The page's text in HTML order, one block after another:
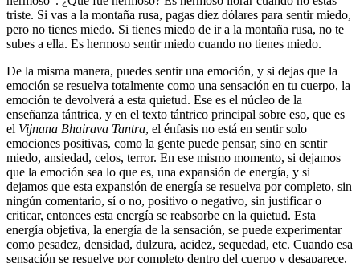
triste. Si vas a la montaña rusa, pagas diez dólares para sentir miedo,
pero no tienes miedo. Si tienes miedo de ir a la montaña rusa, no te
subes a ella. Es hermoso sentir miedo cuando no tienes miedo.
De la misma manera, puedes sentir una emoción, y si dejas que la
emoción se resuelva totalmente como una sensación en tu cuerpo, la
emoción te devolverá a esta quietud. Ese es el núcleo de la
enseñanza tántrica, y en el texto tántrico principal sobre eso, que es
el Vijnana Bhairava Tantra, el énfasis no está en sentir solo
emociones positivas, como la gente puede pensar, sino en sentir
miedo, ansiedad, celos, terror. En ese mismo momento, si dejamos
que la emoción sea lo que es, una expansión de energía, y si
dejamos que esta expansión de energía se resuelva por completo, sin
ningún comentario, sí o no, positivo o negativo, sin justificar o
criticar, entonces esta energía se reabsorbe en la quietud. Esta
energía objetiva, la energía de la sensación, se puede experimentar
como pesadez, densidad, dulzura, acidez, sequedad, etc. Cuando esa
sensación se resuelve por completo dentro del cuerpo y desaparece,